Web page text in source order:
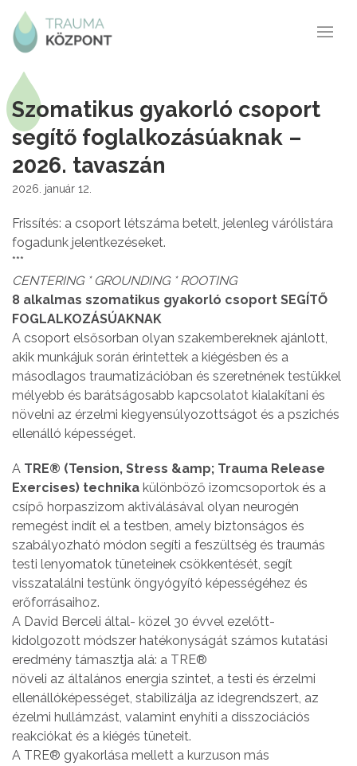
Szomatikus gyakorló csoport
segítő foglalkozásúaknak –
2026. tavaszán
2026. január 12.
Frissítés: a csoport létszáma betelt, jelenleg várólistára
fogadunk jelentkezéseket.
***
CENTERING * GROUNDING * ROOTING
8 alkalmas szomatikus gyakorló csoport SEGÍTŐ
FOGLALKOZÁSÚAKNAK
A csoport elsősorban olyan szakembereknek ajánlott,
akik munkájuk során érintettek a kiégésben és a
másodlagos traumatizációban és szeretnének testükkel
mélyebb és barátságosabb kapcsolatot kialakítani és
növelni az érzelmi kiegyensúlyozottságot és a pszichés
ellenálló képességet.
A TRE® (Tension, Stress &amp; Trauma Release
Exercises) technika különböző izomcsoportok és a
csípő horpaszizom aktiválásával olyan neurogén
remegést indít el a testben, amely biztonságos és
szabályozható módon segíti a feszültség és traumás
testi lenyomatok tüneteinek csökkentését, segít
visszatalálni testünk öngyógyító képességéhez és
erőforrásaihoz.
A David Berceli által- közel 30 évvel ezelőtt-
kidolgozott módszer hatékonyságát számos kutatási
eredmény támasztja alá: a TRE®
növeli az általános energia szintet, a testi és érzelmi
ellenállóképességet, stabilizálja az idegrendszert, az
ézelmi hullámzást, valamint enyhíti a disszociációs
reakciókat és a kiégés tüneteit.
A TRE® gyakorlása mellett a kurzuson más